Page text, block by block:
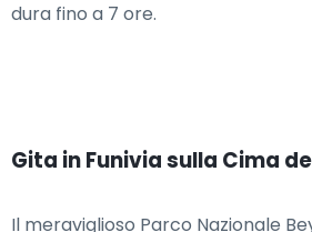
dura fino a 7 ore.
Gita in Funivia sulla Cima
Il meraviglioso Parco Nazionale